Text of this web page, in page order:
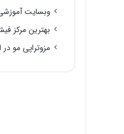
وبسایت
بهترین مرکز
مزوتراپی مو